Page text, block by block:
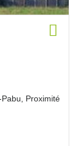
Proximité